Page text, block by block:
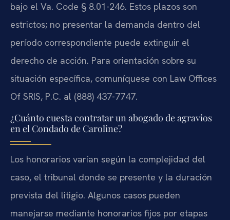
bajo el Va. Code § 8.01-246. Estos plazos son
estrictos; no presentar la demanda dentro del
período correspondiente puede extinguir el
derecho de acción. Para orientación sobre su
situación específica, comuníquese con Law Offices
Of SRIS, P.C. al (888) 437-7747.
¿Cuánto cuesta contratar un abogado de agravios
en el Condado de Caroline?
Los honorarios varían según la complejidad del
caso, el tribunal donde se presente y la duración
prevista del litigio. Algunos casos pueden
manejarse mediante honorarios fijos por etapas